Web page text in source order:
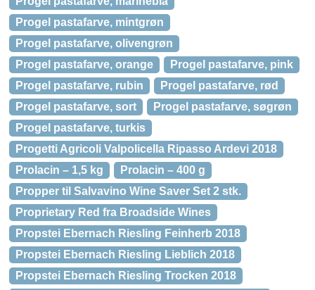
Progel pastafarve, mintgrøn
Progel pastafarve, olivengrøn
Progel pastafarve, orange
Progel pastafarve, pink
Progel pastafarve, rubin
Progel pastafarve, rød
Progel pastafarve, sort
Progel pastafarve, søgrøn
Progel pastafarve, turkis
Progetti Agricoli Valpolicella Ripasso Ardevi 2018
Prolacin – 1,5 kg
Prolacin – 400 g
Propper til Salvavino Wine Saver Set 2 stk.
Proprietary Red fra Broadside Wines
Propstei Ebernach Riesling Feinherb 2018
Propstei Ebernach Riesling Lieblich 2018
Propstei Ebernach Riesling Trocken 2018